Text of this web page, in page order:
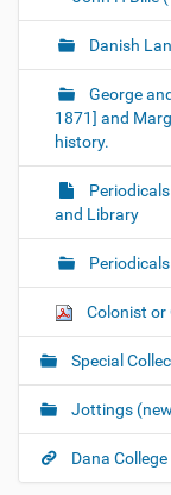
Danish
George
1871] and
history.
and Library
Periodicals
Colonist or
Special
Jottings
Dana